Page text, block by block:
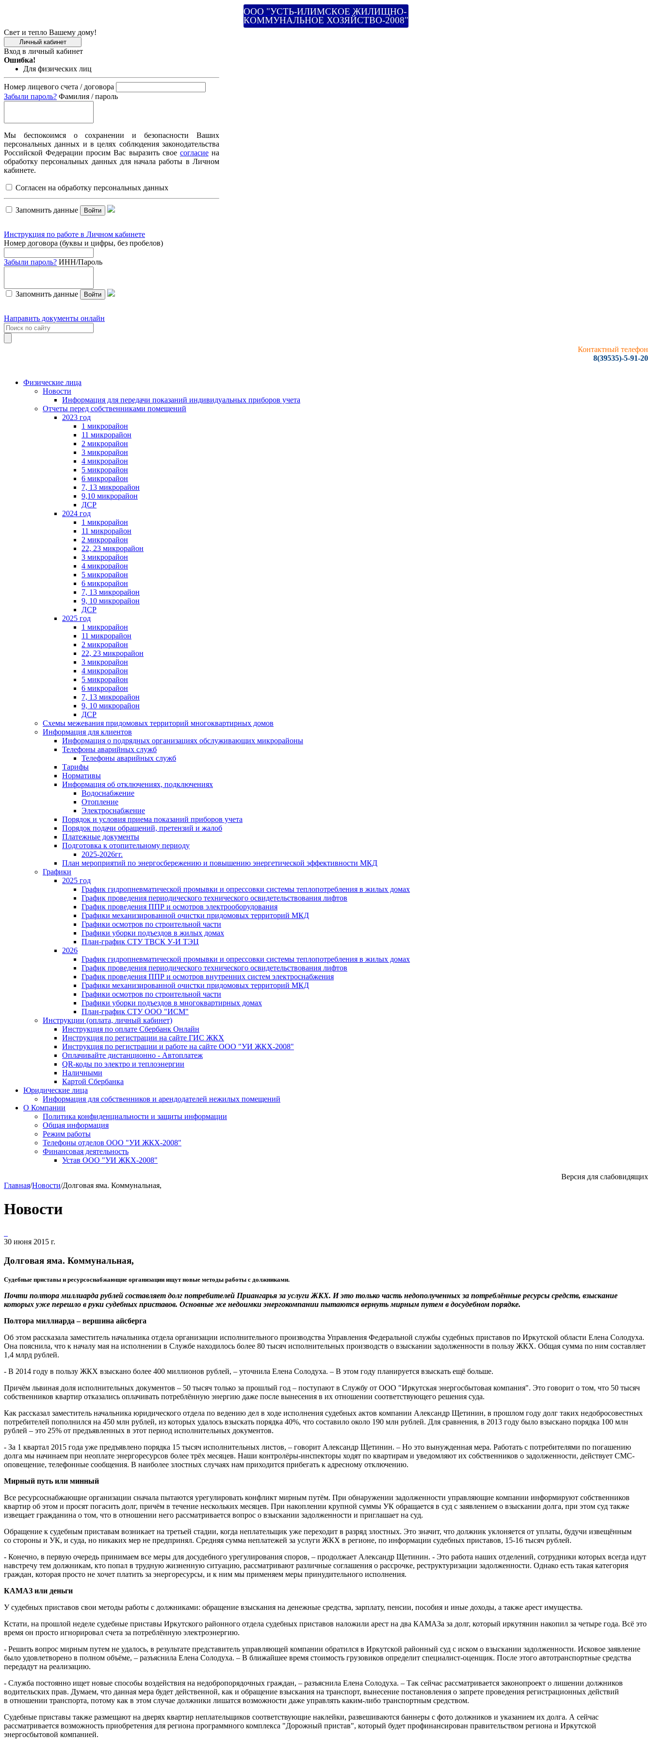
ООО "УСТЬ-ИЛИМСКОЕ ЖИЛИЩНО-
КОММУНАЛЬНОЕ ХОЗЯЙСТВО-2008"
Свет и тепло Вашему дому!
Личный кабинет
Вход в личный кабинет
Ошибка!
Для физических лиц
Номер лицевого счета / договора
Забыли пароль? Фамилия / пароль
Мы беспокоимся о сохранении и безопасности Ваших
персональных данных и в целях соблюдения законодательства
Российской Федерации просим Вас выразить свое согласиена
обработку персональных данных для начала работы в Личном
кабинете.
Согласен на обработку персональных данных
Запомнить данные Войти
Инструкция по работе в Личном кабинете
Номер договора (буквы и цифры, без пробелов)
Забыли пароль? ИНН/Пароль
Запомнить данные Войти
Направить документы онлайн
Контактный телефон
8(39535)-5-91-20
Физические лица
Новости
Информация для передачи показаний индивидуальных приборов учета
Отчеты перед собственниками помещений
2023 год
1 микрорайон
11 микрорайон
2 микрорайон
3 микрорайон
4 микрорайон
5 микрорайон
6 микрорайон
7, 13 микрорайон
9,10 микрорайон
ДСР
2024 год
1 микрорайон
11 микрорайон
2 микрорайон
22, 23 микрорайон
3 микрорайон
4 микрорайон
5 микрорайон
6 микрорайон
7, 13 микрорайон
9, 10 микрорайон
ДСР
2025 год
1 микрорайон
11 микрорайон
2 микрорайон
22, 23 микрорайон
3 микрорайон
4 микрорайон
5 микрорайон
6 микрорайон
7, 13 микрорайон
9, 10 микрорайон
ДСР
Схемы межевания придомовых территорий многоквартирных домов
Информация для клиентов
Информация о подрядных организациях обслуживающих микрорайоны
Телефоны аварийных служб
Телефоны аварийных служб
Тарифы
Нормативы
Информация об отключениях, подключениях
Водоснабжение
Отопление
Электроснабжение
Порядок и условия приема показаний приборов учета
Порядок подачи обращений, претензий и жалоб
Платежные документы
Подготовка к отопительному периоду
2025-2026гг.
План мероприятий по энергосбережению и повышению энергетической эффективности МКД
Графики
2025 год
График гидропневматической промывки и опрессовки системы теплопотребления в жилых домах
График проведения периодического технического освидетельствования лифтов
График проведения ППР и осмотров электрооборудования
Графики механизированной очистки придомовых территорий МКД
Графики осмотров по строительной части
Графики уборки подъездов в жилых домах
План-график СТУ ТВСК У-И ТЭЦ
2026
График гидропневматической промывки и опрессовки системы теплопотребления в жилых домах
График проведения периодического технического освидетельствования лифтов
График проведения ППР и осмотров внутренних систем электроснабжения
Графики механизированной очистки придомовых территорий МКД
Графики осмотров по строительной части
Графики уборки подъездов в многоквартирных домах
План-график СТУ ООО "ИСМ"
Инструкции (оплата, личный кабинет)
Инструкция по оплате Сбербанк Онлайн
Инструкция по регистрации на сайте ГИС ЖКХ
Инструкция по регистрации и работе на сайте ООО "УИ ЖКХ-2008"
Оплачивайте дистанционно - Автоплатеж
QR-коды по электро и теплоэнергии
Наличными
Картой Сбербанка
Юридические лица
Информация для собственников и арендодателей нежилых помещений
О Компании
Политика конфиденциальности и защиты информации
Общая информация
Режим работы
Телефоны отделов ООО "УИ ЖКХ-2008"
Финансовая деятельность
Устав ООО "УИ ЖКХ-2008"
Версия для слабовидящих
Главная/Новости/Долговая яма. Коммунальная,
Новости
30 июня 2015 г.
Долговая яма. Коммунальная,
Судебные приставы и ресурсоснабжающие организации ищут новые методы работы с должниками.
Почти полтора миллиарда рублей составляет долг потребителей Приангарья за услуги ЖКХ. И это только часть недополученных за потреблённые ресурсы средств, взыскание
которых уже перешло в руки судебных приставов. Основные же недоимки энергокомпании пытаются вернуть мирным путем в досудебном порядке.
Полтора миллиарда – вершина айсберга
Об этом рассказала заместитель начальника отдела организации исполнительного производства Управления Федеральной службы судебных приставов по Иркутской области Елена Солодуха.
Она пояснила, что к началу мая на исполнении в Службе находилось более 80 тысяч исполнительных производств о взыскании задолженности в пользу ЖКХ. Общая сумма по ним составляет
1,4 млрд рублей.
- В 2014 году в пользу ЖКХ взыскано более 400 миллионов рублей, – уточнила Елена Солодуха. – В этом году планируется взыскать ещё больше.
Причём львиная доля исполнительных документов – 50 тысяч только за прошлый год – поступают в Службу от ООО "Иркутская энергосбытовая компания". Это говорит о том, что 50 тысяч
собственников квартир отказались оплачивать потреблённую энергию даже после вынесения в их отношении соответствующего решения суда.
Как рассказал заместитель начальника юридического отдела по ведению дел в ходе исполнения судебных актов компании Александр Щетинин, в прошлом году долг таких недобросовестных
потребителей пополнился на 450 млн рублей, из которых удалось взыскать порядка 40%, что составило около 190 млн рублей. Для сравнения, в 2013 году было взыскано порядка 100 млн
рублей – это 25% от предъявленных в этот период исполнительных документов.
- За 1 квартал 2015 года уже предъявлено порядка 15 тысяч исполнительных листов, – говорит Александр Щетинин. – Но это вынужденная мера. Работать с потребителями по погашению
долга мы начинаем при неоплате энергоресурсов более трёх месяцев. Наши контролёры-инспекторы ходят по квартирам и уведомляют их собственников о задолженности, действует СМС-
оповещение, телефонные сообщения. В наиболее злостных случаях нам приходится прибегать к адресному отключению.
Мирный путь или минный
Все ресурсоснабжающие организации сначала пытаются урегулировать конфликт мирным путём. При обнаружении задолженности управляющие компании информируют собственников
квартир об этом и просят погасить долг, причём в течение нескольких месяцев. При накоплении крупной суммы УК обращается в суд с заявлением о взыскании долга, при этом суд также
извещает гражданина о том, что в отношении него рассматривается вопрос о взыскании задолженности и приглашает на суд.
Обращение к судебным приставам возникает на третьей стадии, когда неплательщик уже переходит в разряд злостных. Это значит, что должник уклоняется от уплаты, будучи извещённым
со стороны и УК, и суда, но никаких мер не предпринял. Средняя сумма неплатежей за услуги ЖКХ в регионе, по информации судебных приставов, 15-16 тысяч рублей.
- Конечно, в первую очередь принимаем все меры для досудебного урегулирования споров, – продолжает Александр Щетинин. - Это работа наших отделений, сотрудники которых всегда идут
навстречу тем должникам, кто попал в трудную жизненную ситуацию, рассматривают различные соглашения о рассрочке, реструктуризации задолженности. Однако есть такая категория
граждан, которая просто не хочет платить за энергоресурсы, и к ним мы применяем меры принудительного исполнения.
КАМАЗ или деньги
У судебных приставов свои методы работы с должниками: обращение взыскания на денежные средства, зарплату, пенсии, пособия и иные доходы, а также арест имущества.
Кстати, на прошлой неделе судебные приставы Иркутского районного отдела судебных приставов наложили арест на два КАМАЗа за долг, который иркутянин накопил за четыре года. Всё это
время он просто игнорировал счета за потреблённую электроэнергию.
- Решить вопрос мирным путем не удалось, в результате представитель управляющей компании обратился в Иркутской районный суд с иском о взыскании задолженности. Исковое заявление
было удовлетворено в полном объёме, – разъяснила Елена Солодуха. – В ближайшее время стоимость грузовиков определит специалист-оценщик. После этого автотранспортные средства
передадут на реализацию.
- Служба постоянно ищет новые способы воздействия на недобропорядочных граждан, – разъяснила Елена Солодуха. – Так сейчас рассматривается законопроект о лишении должников
водительских прав. Думаем, что данная мера будет действенной, как и обращение взыскания на транспорт, вынесение постановления о запрете проведения регистрационных действий
в отношении транспорта, потому как в этом случае должники лишатся возможности даже управлять каким-либо транспортным средством.
Судебные приставы также размещают на дверях квартир неплательщиков соответствующие наклейки, развешиваются баннеры с фото должников и указанием их долга. А сейчас
рассматривается возможность приобретения для региона программного комплекса "Дорожный пристав", который будет профинансирован правительством региона и Иркутской
энергосбытовой компанией.